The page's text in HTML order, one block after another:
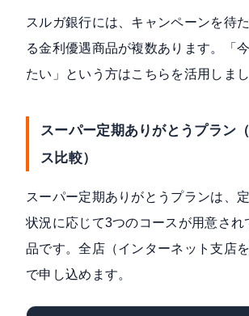
スルガ銀行には、キャンペーンを待
る金利優遇商品が複数あります。「
たい」という方はこちらを活用しまし
スーパー定期ありがとうプラン
ス比較）
スーパー定期ありがとうプランは、
状況に応じて3つのコースが用意され
品です。全店（インターネット支店
で申し込めます。